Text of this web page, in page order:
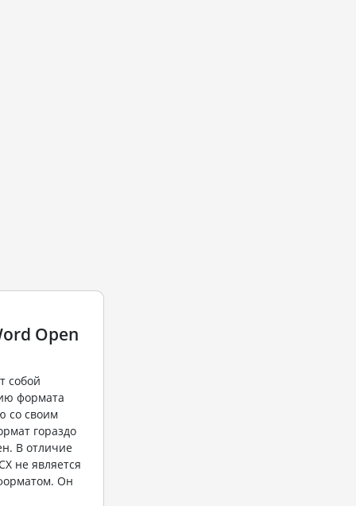
Open
собой
формата
со своим
гораздо
В отличие
не является
Он